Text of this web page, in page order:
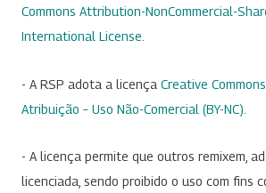
Commons Attribution-NonCommercial-
International License
- A RSP adota a licença Creative
Atribuição – Uso Não-Comercial (BY-NC)
- A licença permite que outros remixem,
licenciada, sendo proibido o uso com fins